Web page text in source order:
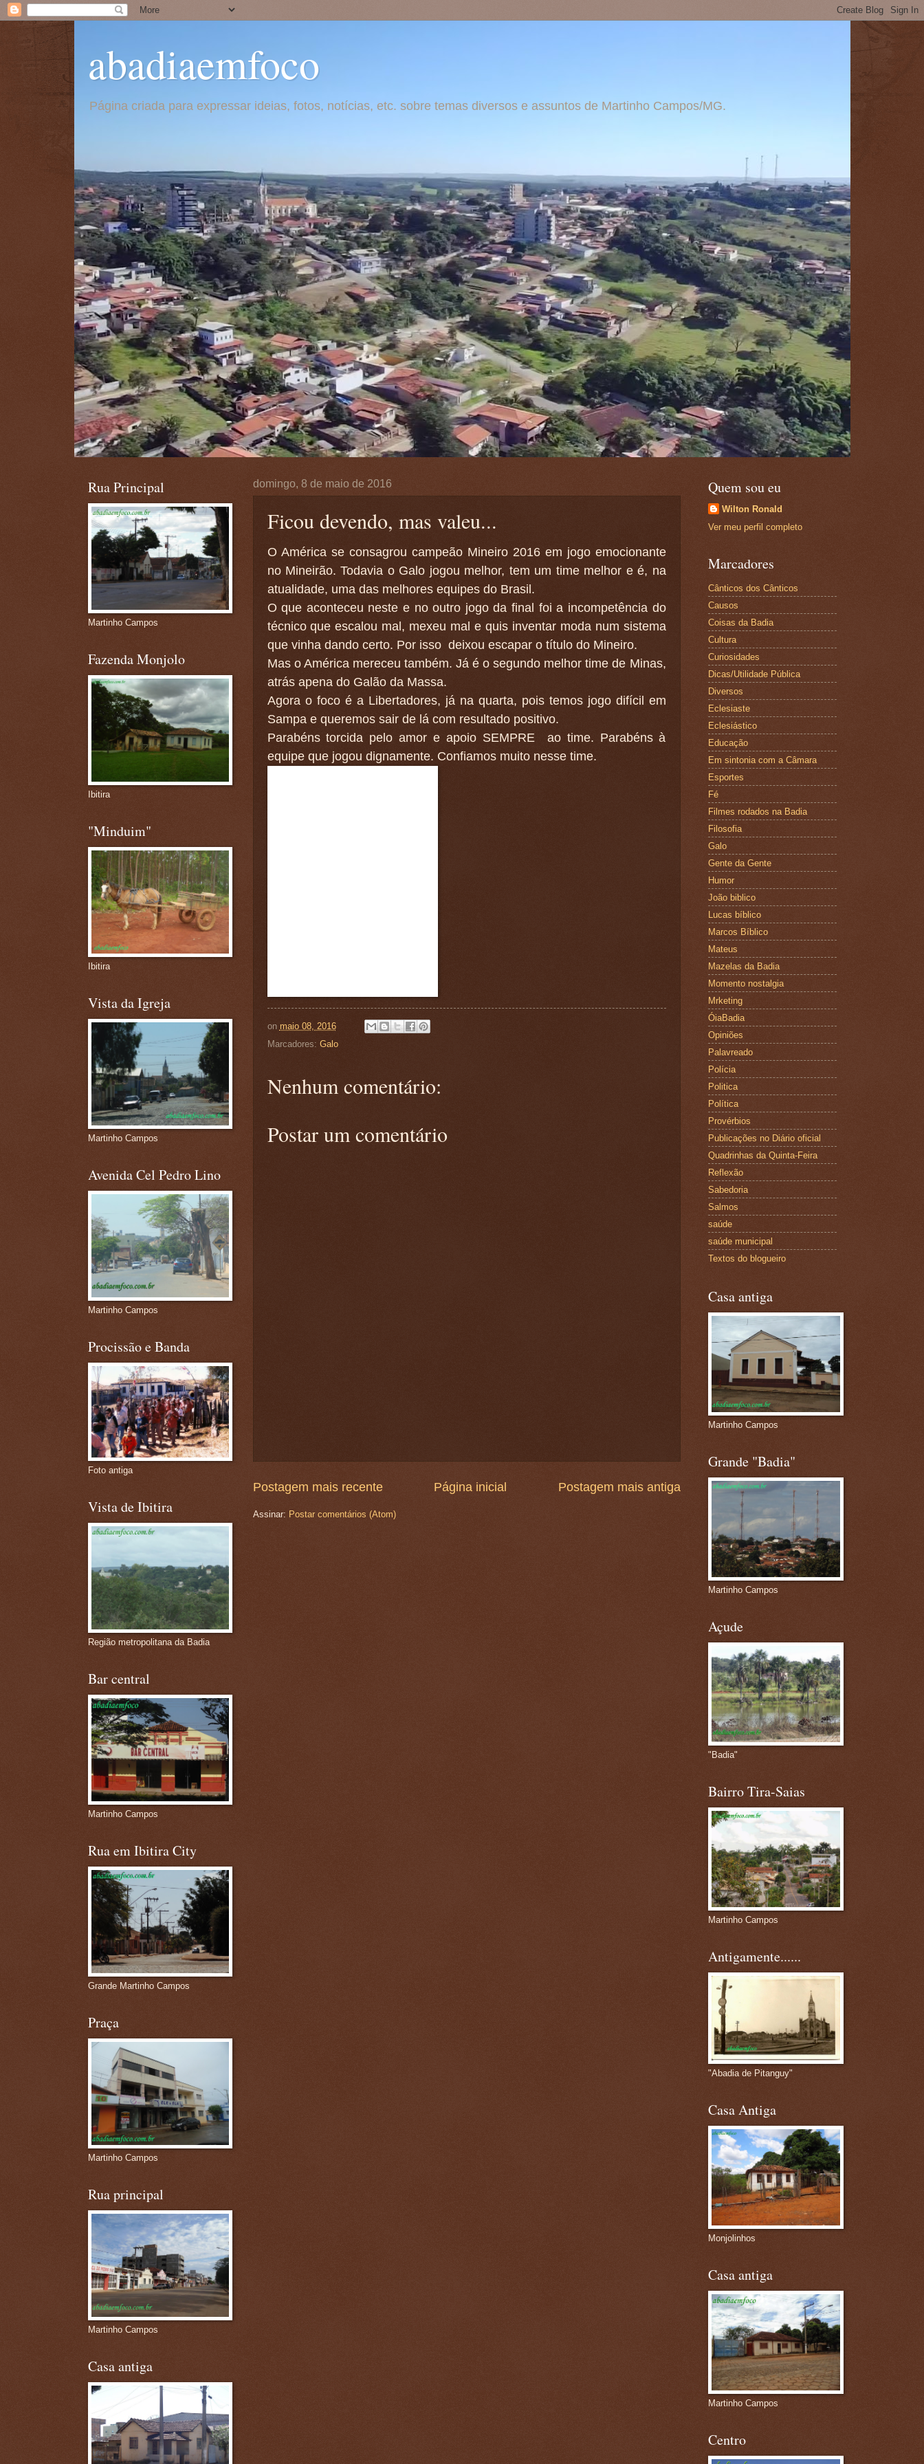
abadiaemfoco
Página criada para expressar ideias, fotos, notícias, etc. sobre temas diversos e assuntos de Martinho Campos/MG.
domingo, 8 de maio de 2016
Ficou devendo, mas valeu...
O América se consagrou campeão Mineiro 2016 em jogo emocionante
no Mineirão. Todavia o Galo jogou melhor, tem um time melhor e é, na
atualidade, uma das melhores equipes do Brasil.
O que aconteceu neste e no outro jogo da final foi a incompetência do
técnico que escalou mal, mexeu mal e quis inventar moda num sistema
que vinha dando certo. Por isso deixou escapar o título do Mineiro.
Mas o América mereceu também. Já é o segundo melhor time de Minas,
atrás apena do Galão da Massa.
Agora o foco é a Libertadores, já na quarta, pois temos jogo difícil em
Sampa e queremos sair de lá com resultado positivo.
Parabéns torcida pelo amor e apoio SEMPRE ao time. Parabéns à
equipe que jogou dignamente. Confiamos muito nesse time.
on maio 08, 2016
Marcadores: Galo
Nenhum comentário:
Postar um comentário
Postagem mais recente Postagem mais antiga
Página inicial
Assinar: Postar comentários (Atom)
Rua Principal
Martinho Campos
Fazenda Monjolo
Ibitira
"Minduim"
Ibitira
Vista da Igreja
Martinho Campos
Avenida Cel Pedro Lino
Martinho Campos
Procissão e Banda
Foto antiga
Vista de Ibitira
Região metropolitana da Badia
Bar central
Martinho Campos
Rua em Ibitira City
Grande Martinho Campos
Praça
Martinho Campos
Rua principal
Martinho Campos
Casa antiga
Quem sou eu
Wilton Ronald
Ver meu perfil completo
Marcadores
Cânticos dos Cânticos
Causos
Coisas da Badia
Cultura
Curiosidades
Dicas/Utilidade Pública
Diversos
Eclesiaste
Eclesiástico
Educação
Em sintonia com a Câmara
Esportes
Fé
Filmes rodados na Badia
Filosofia
Galo
Gente da Gente
Humor
João biblico
Lucas bíblico
Marcos Bíblico
Mateus
Mazelas da Badia
Momento nostalgia
Mrketing
ÓiaBadia
Opiniões
Palavreado
Polícia
Politica
Política
Provérbios
Publicações no Diário oficial
Quadrinhas da Quinta-Feira
Reflexão
Sabedoria
Salmos
saúde
saúde municipal
Textos do blogueiro
Casa antiga
Martinho Campos
Grande "Badia"
Martinho Campos
Açude
"Badia"
Bairro Tira-Saias
Martinho Campos
Antigamente......
"Abadia de Pitanguy"
Casa Antiga
Monjolinhos
Casa antiga
Martinho Campos
Centro